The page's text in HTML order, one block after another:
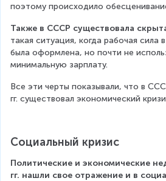
поэтому происходило
Также в СССР существовала
такая ситуация, когда рабочая сила
была оформлена, но почти не
минимальную зарплату.
Все эти черты показывали, что в
гг. существовал экономический
Социальный кризис
Политические и экономические
гг. нашли свое отражение и в